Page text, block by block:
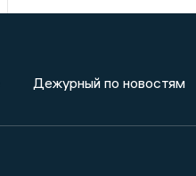
Дежурный по новостям